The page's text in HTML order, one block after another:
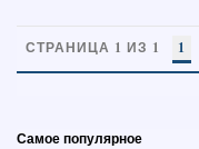
СТРАНИЦА 1 ИЗ 1 1
Самое популярное